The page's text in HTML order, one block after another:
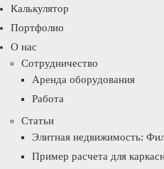
Калькулятор
Портфолио
О нас
Сотрудничество
Аренда оборудования
Работа
Статьи
Элитная недвижимость:
Пример расчета для